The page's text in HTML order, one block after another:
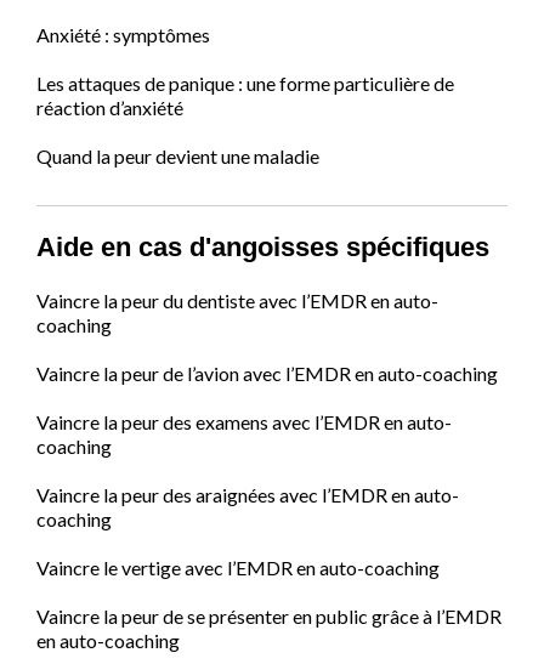
Anxiété : symptômes
Les attaques de panique : une forme particulière de
réaction d’anxiété
Quand la peur devient une maladie
Aide en cas d'angoisses spécifiques
Vaincre la peur du dentiste avec l’EMDR en auto-
coaching
Vaincre la peur de l’avion avec l’EMDR en auto-coaching
Vaincre la peur des examens avec l’EMDR en auto-
coaching
Vaincre la peur des araignées avec l’EMDR en auto-
coaching
Vaincre le vertige avec l’EMDR en auto-coaching
Vaincre la peur de se présenter en public grâce à l’EMDR
en auto-coaching